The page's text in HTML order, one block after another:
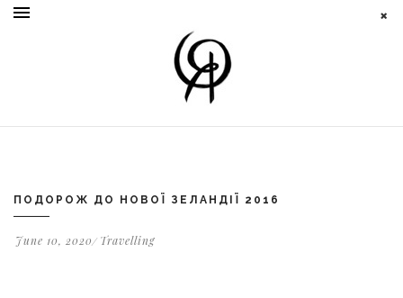
ПОДОРОЖ ДО НОВОЇ ЗЕЛАНДІЇ 2016
June 10, 2020 Travelling